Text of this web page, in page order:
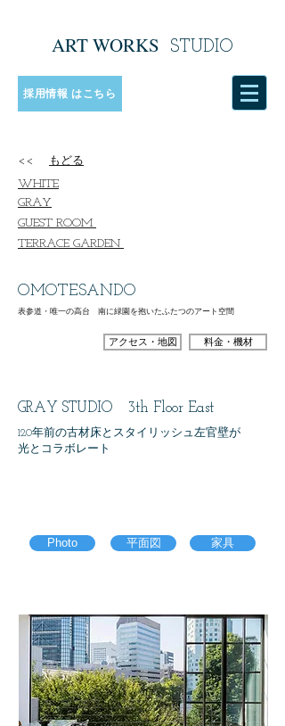
ART WORKS STUDIO
採用情報 はこちら
<< もどる
WHITE
GRAY
GUEST ROOM
TERRACE GARDEN
OMOTESANDO
表参道・唯一の高台 南に緑園を抱いたふたつのアート空間
アクセス・地図 料金・機材
GRAY STUDIO 3th Floor East
​120年前の古材床とスタイリッシュ左官壁が
光とコラボレート
Photo 平面図 家具